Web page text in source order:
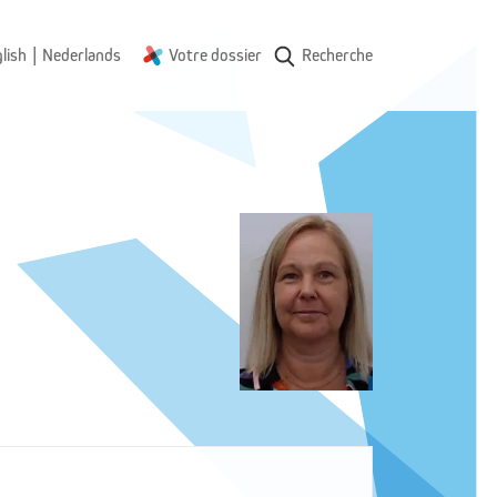
| Nederlands Votre dossier Recherche